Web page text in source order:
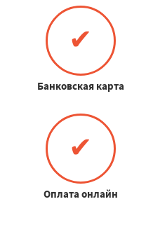
✔
Банковская карта
✔
Оплата онлайн